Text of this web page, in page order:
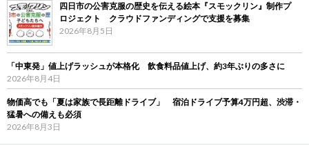
四日市の公害克服の歴史を伝える絵本『スモックリン』制作プ
ロジェクト クラウドファンディングで支援を募集
2026年8月5日
「中東発」値上げラッシュが本格化 飲食料品値上げ、約3年ぶりの多さに
2026年8月4日
物価高でも「夏は家族で長距離ドライブ」 宿泊ドライブ予算4万円超、渋滞・
猛暑への備えも必須
2026年8月3日